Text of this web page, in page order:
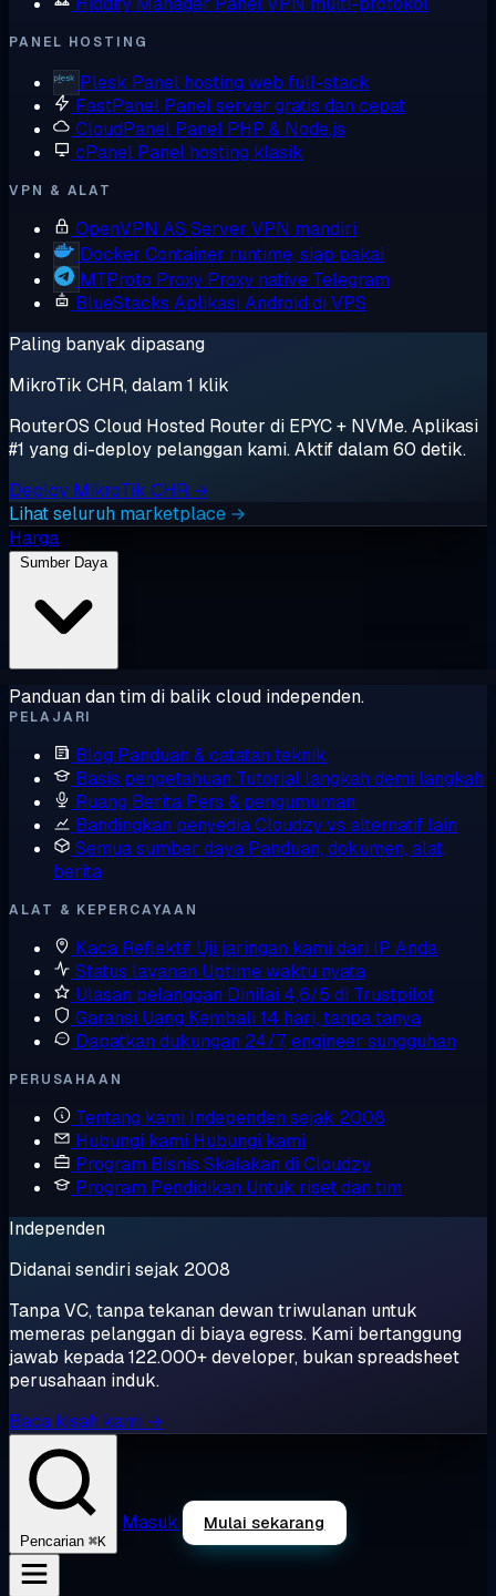
PANEL HOSTING
Plesk Panel hosting web full-stack
FastPanel Panel server gratis dan cepat
CloudPanel Panel PHP & Node.js
cPanel Panel hosting klasik
VPN & ALAT
OpenVPN AS Server VPN mandiri
Docker Container runtime, siap pakai
MTProto Proxy Proxy native Telegram
BlueStacks Aplikasi Android di VPS
Paling banyak dipasang
MikroTik CHR, dalam 1 klik
RouterOS Cloud Hosted Router di EPYC + NVMe. Aplikasi
#1 yang di-deploy pelanggan kami. Aktif dalam 60 detik.
Deploy MikroTik CHR →
Lihat seluruh marketplace →
Harga
Sumber Daya
Panduan dan tim di balik cloud independen.
PELAJARI
Blog Panduan & catatan teknik
Basis pengetahuan Tutorial langkah demi langkah
Ruang Berita Pers & pengumuman
Bandingkan penyediaCloudzy vs alternatif lain
Semua sumber daya Panduan, dokumen, alat,
berita
ALAT & KEPERCAYAAN
Kaca Reflektif Uji jaringan kami dari IP Anda
Status layanan Uptime waktu nyata
Ulasan pelanggan Dinilai 4,6/5 di Trustpilot
Garansi Uang Kembali 14 hari, tanpa tanya
Dapatkan dukungan 24/7, engineer sungguhan
PERUSAHAAN
Tentang kami Independen sejak 2008
Hubungi kami Hubungi kami
Program Bisnis Skalakan di Cloudzy
Program Pendidikan Untuk riset dan tim
Independen
Didanai sendiri sejak 2008
Tanpa VC, tanpa tekanan dewan triwulanan untuk
memeras pelanggan di biaya egress. Kami bertanggung
jawab kepada 122.000+ developer, bukan spreadsheet
perusahaan induk.
Baca kisah kami →
Pencarian ⌘K
Masuk Mulai sekarang